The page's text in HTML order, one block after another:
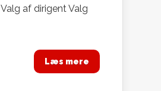
af dirigent Valg
Læs mere